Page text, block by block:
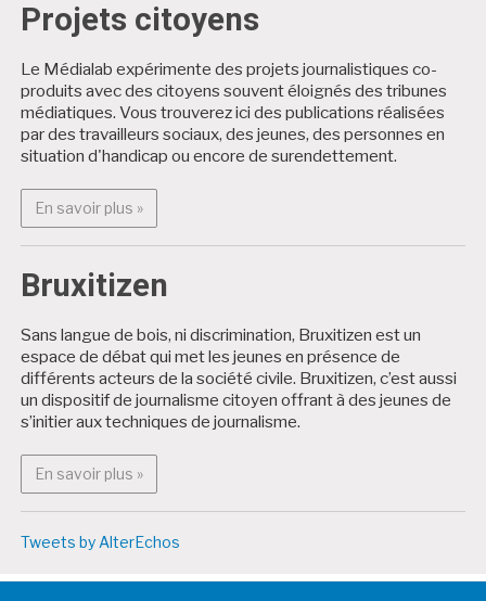
Projets citoyens
Le Médialab expérimente des projets journalistiques co-
produits avec des citoyens souvent éloignés des tribunes
médiatiques. Vous trouverez ici des publications réalisées
par des travailleurs sociaux, des jeunes, des personnes en
situation d'handicap ou encore de surendettement.
En savoir plus »En savoir plus : Projets citoyens
Bruxitizen
Sans langue de bois, ni discrimination, Bruxitizen est un
espace de débat qui met les jeunes en présence de
différents acteurs de la société civile. Bruxitizen, c’est aussi
un dispositif de journalisme citoyen offrant à des jeunes de
s’initier aux techniques de journalisme.
En savoir plus »En savoir plus : Bruxitizen
Tweets by AlterEchos